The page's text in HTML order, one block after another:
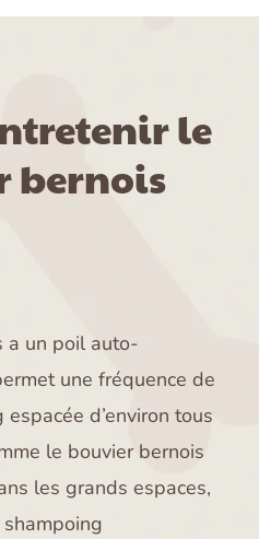
le
bernois
a un poil auto-
une fréquence de
d’environ tous
le bouvier bernois
les grands espaces,